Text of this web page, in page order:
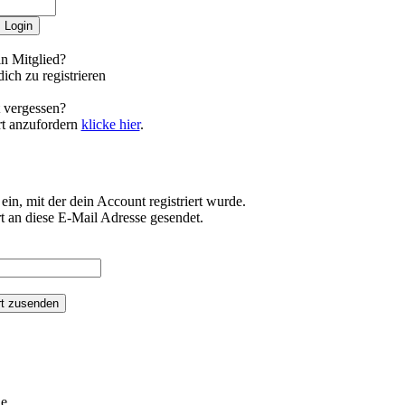
Mitglied?
zu registrieren
anzufordern klicke hier.
mit der dein Account registriert wurde.
diese E-Mail Adresse gesendet.